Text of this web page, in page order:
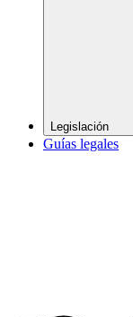
Legislación
Guías legales